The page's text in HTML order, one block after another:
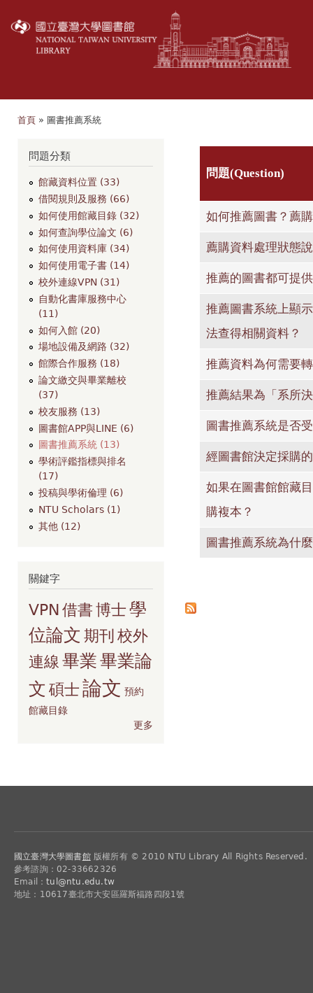
首頁 » 圖書推薦系統
問題分類
館藏資料位置 (33)
借閱規則及服務 (66)
如何使用館藏目錄 (32)
如何查詢學位論文 (6)
如何使用資料庫 (34)
如何使用電子書 (14)
校外連線VPN (31)
自動化書庫服務中心
(11)
如何入館 (20)
場地設備及網路 (32)
館際合作服務 (18)
論文繳交與畢業離校
(37)
校友服務 (13)
圖書館APP與LINE (6)
圖書推薦系統 (13)
學術評鑑指標與排名
(17)
投稿與學術倫理 (6)
NTU Scholars (1)
其他 (12)
關鍵字
VPN借書博士學
位論文 期刊 校外
連線 畢業畢業論
文 碩士論文 預約
館藏目錄
更多
問題(Question)
如何推薦圖書？薦
薦購資料處理狀態
推薦的圖書都可提
推薦圖書系統上顯
法查得相關資料？
推薦資料為何需要
推薦結果為「系所
圖書推薦系統是否
經圖書館決定採購
如果在圖書館館藏
購複本？
圖書推薦系統為什
國立臺灣大學圖書館版權所有 © 2010 NTU Library All Rights Reserved.
參考諮詢：02-33662326
Email：tul@ntu.edu.tw
地址：10617臺北市大安區羅斯福路四段1號